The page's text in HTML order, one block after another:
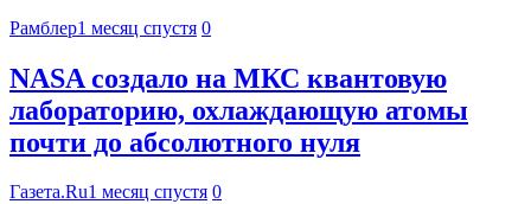
Рамблер1 месяц спустя 0
NASA создало на МКС квантовую
лабораторию, охлаждающую атомы
почти до абсолютного нуля
Газета.Ru1 месяц спустя 0